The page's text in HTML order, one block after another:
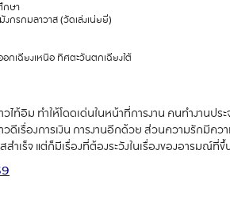
กษา
กรกมลาวาส (วัดเล่งเน่ยยี่)
กเฉียงเหนือ ทิศตะวันตกเฉียงใต้
ท้อิม ทำให้โดดเด่นในหน้าที่การงาน คนทำงานป
ดีเรื่องการเงิน การงานอีกด้วย ส่วนความรักมี
สำเร็จ แต่ก็มีเรื่องที่ต้องระวังในเรื่องของอารมณ์